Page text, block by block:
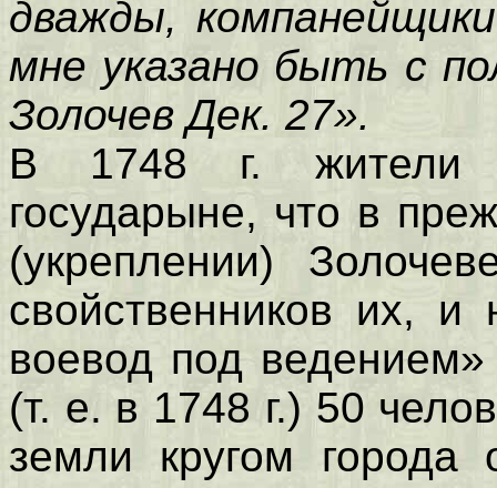
дважды,
мне указано быть с
Золочев Дек. 27».
В 1748 г. жители
государыне, что в
(укреплении)
свойственников их,
воевод под
(т. е. в 1748 г.) 50
земли кругом города